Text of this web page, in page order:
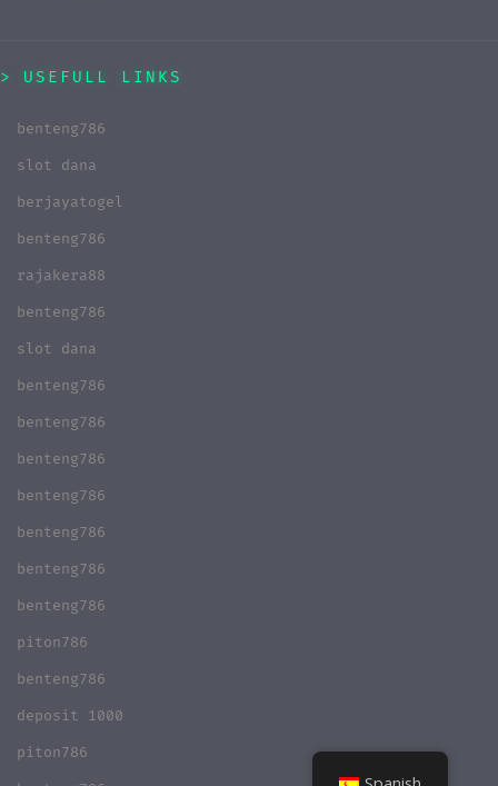
USEFULL LINKS
benteng786
slot dana
berjayatogel
benteng786
rajakera88
benteng786
slot dana
benteng786
benteng786
benteng786
benteng786
benteng786
benteng786
benteng786
piton786
benteng786
deposit 1000
piton786